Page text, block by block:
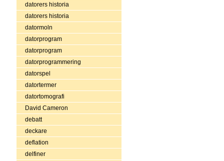
datorers historia
datorers historia
datormoln
datorprogram
datorprogram
datorprogrammering
datorspel
datortermer
datortomografi
David Cameron
debatt
deckare
deflation
delfiner